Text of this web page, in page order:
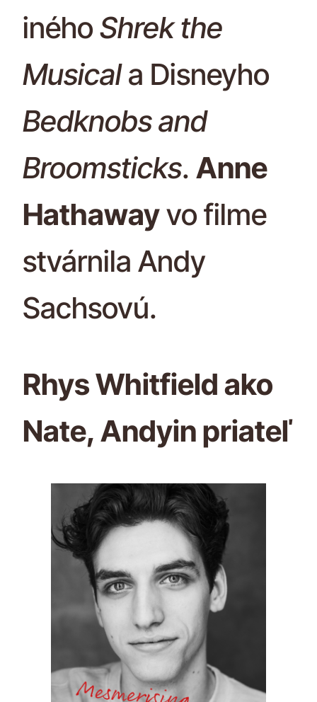
iného Shrek the
Musicala Disneyho
Bedknobs and
Broomsticks. Anne
Hathawayvo filme
stvárnila Andy
Sachsovú.
Rhys Whitfield ako
Nate, Andyin priateľ